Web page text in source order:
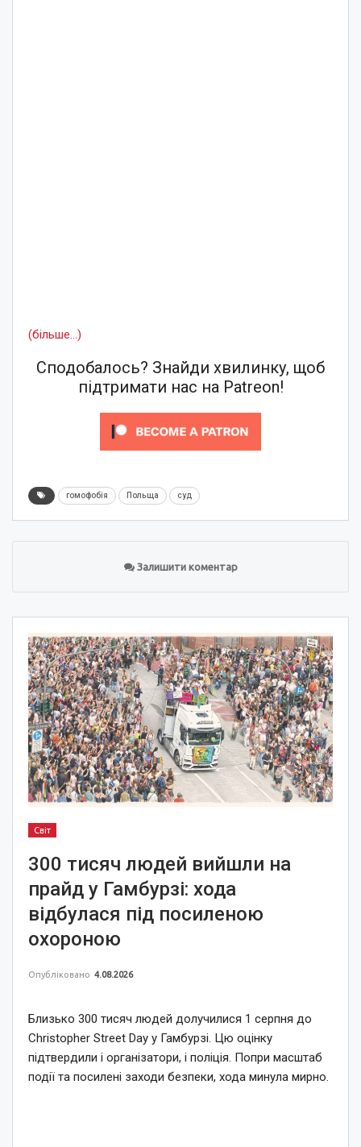
(більше…)
Сподобалось? Знайди хвилинку, щоб
підтримати нас на Patreon!
гомофобія Польща суд
Залишити коментар
Світ
300 тисяч людей вийшли на
прайд у Гамбурзі: хода
відбулася під посиленою
охороною
Опубліковано 4.08.2026
Близько 300 тисяч людей долучилися 1 серпня до
Christopher Street Day у Гамбурзі. Цю оцінку
підтвердили і організатори, і поліція. Попри масштаб
події та посилені заходи безпеки, хода минула мирно.